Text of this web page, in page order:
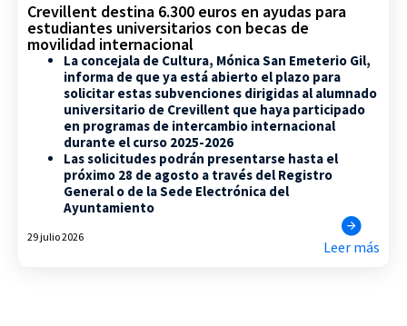
Crevillent destina 6.300 euros en ayudas para
estudiantes universitarios con becas de
movilidad internacional
La concejala de Cultura, Mónica San Emeterio Gil,
informa de que ya está abierto el plazo para
solicitar estas subvenciones dirigidas al alumnado
universitario de Crevillent que haya participado
en programas de intercambio internacional
durante el curso 2025-2026
Las solicitudes podrán presentarse hasta el
próximo 28 de agosto a través del Registro
General o de la Sede Electrónica del
Ayuntamiento
29 julio 2026
Leer más